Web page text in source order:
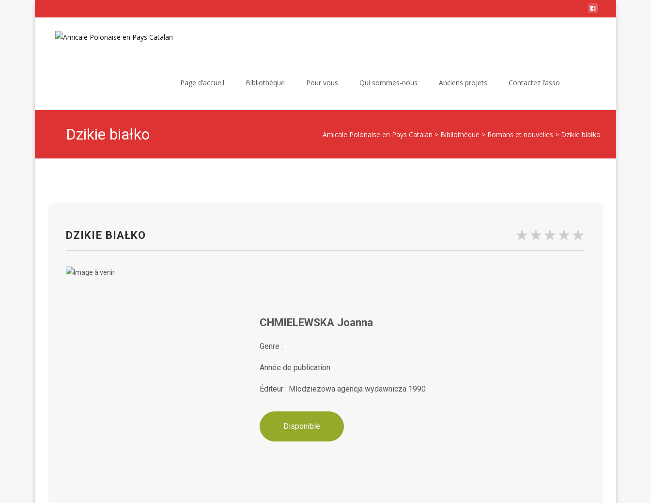
Page d’accueil Bibliothèque Pour vous Qui sommes-nous Anciens projets Contactez l’asso
Dzikie białko Amicale Polonaise en Pays Catalan > Bibliothèque > Romans et nouvelles > Dzikie białko
DZIKIE BIAŁKO
CHMIELEWSKA Joanna
Genre :
Année de publication :
Éditeur : Mlodziezowa agencja wydawnicza 1990
Disponible